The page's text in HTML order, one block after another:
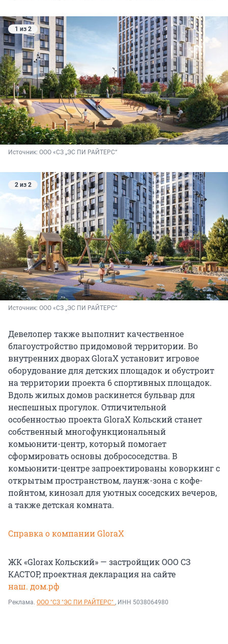
1 из 2
Источник: ООО «СЗ „ЭС ПИ РАЙТЕРС“
2 из 2
Источник: ООО «СЗ „ЭС ПИ РАЙТЕРС“
Девелопер также выполнит качественное
благоустройство придомовой территории. Во
внутренних дворах GloraX установит игровое
оборудование для детских площадок и обустроит
на территории проекта 6 спортивных площадок.
Вдоль жилых домов раскинется бульвар для
неспешных прогулок. Отличительной
особенностью проекта GloraX Кольский станет
собственный многофункциональный
комьюнити-центр, который помогает
сформировать основы добрососедства. В
комьюнити-центре запроектированы коворкинг с
открытым пространством, лаунж-зона с кофе-
пойнтом, кинозал для уютных соседских вечеров,
а также детская комната.
Справка о компании GloraX
ЖК «Glorax Кольский» — застройщик ООО СЗ
КАСТОР, проектная декларация на сайте
наш. дом.рф
Реклама. ООО "СЗ "ЭС ПИ РАЙТЕРС" , ИНН 5038064980